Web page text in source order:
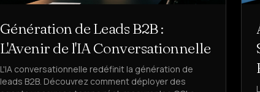
Génération de Leads B2B :
L'Avenir de l'IA Conversationnelle
L'IA conversationnelle redéfinit la génération de
leads B2B. Découvrez comment déployer des